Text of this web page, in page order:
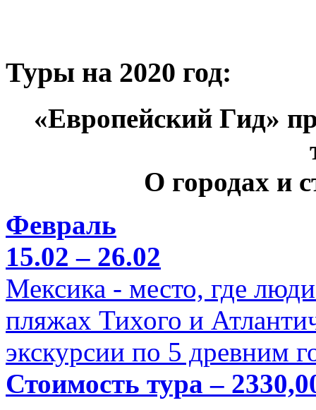
Туры на 2020 год:
«Европейский Гид»
О городах и
Февраль
15.02 – 26.02
Мексика - место, где
пляжах Тихого и
экскурсии по 5 древним
Стоимость тура –